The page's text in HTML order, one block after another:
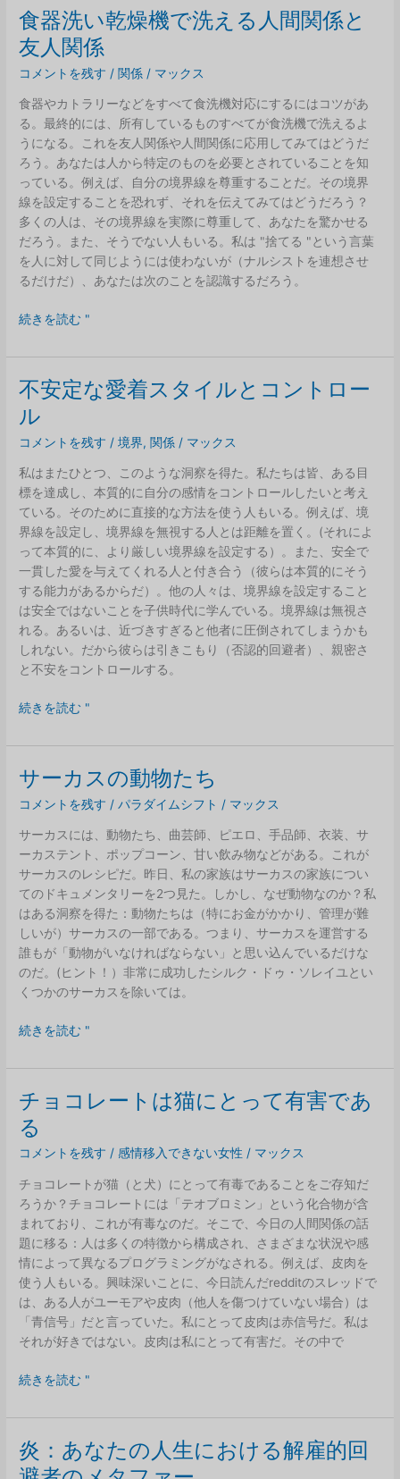
の
リ
ア
ク
ョ
ン
食器洗い乾燥機で洗える人間関係と
友人関係
コメントを残す / 関係 / マックス
食器やカトラリーなどをすべて食洗機対応にするにはコツがあ
る。最終的には、所有しているものすべてが食洗機で洗えるよ
うになる。これを友人関係や人間関係に応用してみてはどうだ
ろう。あなたは人から特定のものを必要とされていることを知
っている。例えば、自分の境界線を尊重することだ。その境界
線を設定することを恐れず、それを伝えてみてはどうだろう？
多くの人は、その境界線を実際に尊重して、あなたを驚かせる
だろう。また、そうでない人もいる。私は "捨てる "という言葉
を人に対して同じようには使わないが（ナルシストを連想させ
るだけだ）、あなたは次のことを認識するだろう。
食
洗
い
乾
燥
機
洗
え
る
人
間
関
係
と
友
人
関
続きを読む "
不安定な愛着スタイルとコントロー
ル
コメントを残す /境界, 関係 / マックス
私はまたひとつ、このような洞察を得た。私たちは皆、ある目
標を達成し、本質的に自分の感情をコントロールしたいと考え
ている。そのために直接的な方法を使う人もいる。例えば、境
界線を設定し、境界線を無視する人とは距離を置く。(それによ
って本質的に、より厳しい境界線を設定する）。また、安全で
一貫した愛を与えてくれる人と付き合う（彼らは本質的にそう
する能力があるからだ）。他の人々は、境界線を設定すること
は安全ではないことを子供時代に学んでいる。境界線は無視さ
れる。あるいは、近づきすぎると他者に圧倒されてしまうかも
しれない。だから彼らは引きこもり（否認的回避者）、親密さ
と不安をコントロールする。
不
定
愛
着
タ
ル
と
コ
ン
ト
ロ
ー
ル
続きを読む "
サーカスの動物たち
コメントを残す /パラダイムシフト / マックス
サーカスには、動物たち、曲芸師、ピエロ、手品師、衣装、サ
ーカステント、ポップコーン、甘い飲み物などがある。これが
サーカスのレシピだ。昨日、私の家族はサーカスの家族につい
てのドキュメンタリーを2つ見た。しかし、なぜ動物なのか？私
はある洞察を得た：動物たちは（特にお金がかかり、管理が難
しいが）サーカスの一部である。つまり、サーカスを運営する
誰もが「動物がいなければならない」と思い込んでいるだけな
のだ。(ヒント！）非常に成功したシルク・ドゥ・ソレイユとい
くつかのサーカスを除いては。
サ
カ
の
動
物
ち
続きを読む "
チョコレートは猫にとって有害であ
る
コメントを残す /感情移入できない女性 / マックス
チョコレートが猫（と犬）にとって有毒であることをご存知だ
ろうか？チョコレートには「テオブロミン」という化合物が含
まれており、これが有毒なのだ。そこで、今日の人間関係の話
題に移る：人は多くの特徴から構成され、さまざまな状況や感
情によって異なるプログラミングがなされる。例えば、皮肉を
使う人もいる。興味深いことに、今日読んだredditのスレッドで
は、ある人がユーモアや皮肉（他人を傷つけていない場合）は
「青信号」だと言っていた。私にとって皮肉は赤信号だ。私は
それが好きではない。皮肉は私にとって有害だ。その中で
チ
コ
レ
ー
続きを読む "
炎：あなたの人生における解雇的回